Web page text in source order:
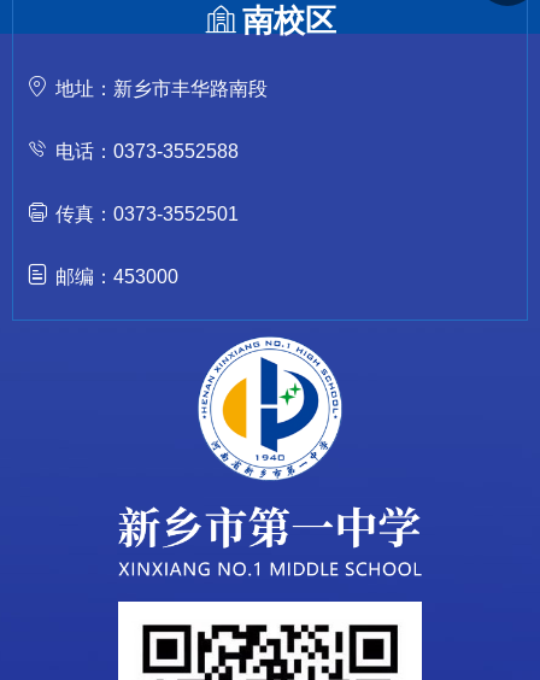
南校区
地址：新乡市丰华路南段
电话：0373-3552588
传真：0373-3552501
邮编：453000